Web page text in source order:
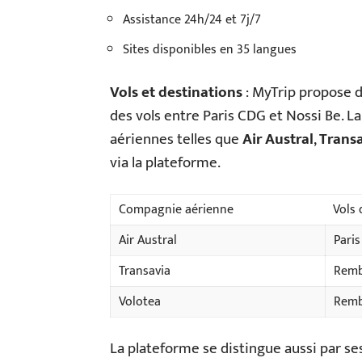
Assistance 24h/24 et 7j/7
Sites disponibles en 35 langues
Vols et destinations: MyTrip propose
des vols entre Paris CDG et Nossi Be.
aériennes telles queAir Austral,
via la plateforme.
Compagnie aérienne
Vols
Air Austral
Transavia
Volotea
La plateforme se distingue aussi par